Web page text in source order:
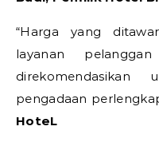
“Harga yang
layanan
pengadaan
HoteL